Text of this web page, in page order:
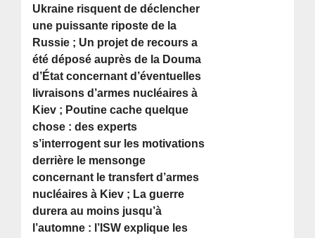
Ukraine risquent de déclencher
une puissante riposte de la
Russie ; Un projet de recours a
été déposé auprès de la Douma
d’État concernant d’éventuelles
livraisons d’armes nucléaires à
Kiev ; Poutine cache quelque
chose : des experts
s’interrogent sur les motivations
derrière le mensonge
concernant le transfert d’armes
nucléaires à Kiev ; La guerre
durera au moins jusqu’à
l’automne : l’ISW explique les